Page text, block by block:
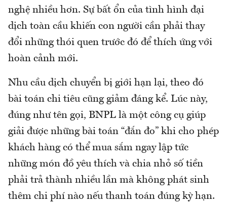
nghệ nhiều hơn. Sự bất ổn của tình hình đại
dịch toàn cầu khiến con người cần phải thay
đổi những thói quen trước đó để thích ứng với
hoàn cảnh mới.
Nhu cầu dịch chuyển bị giới hạn lại, theo đó
bài toán chi tiêu cũng giảm đáng kể. Lúc này,
đúng như tên gọi, BNPL là một công cụ giúp
giải được những bài toán “đắn đo” khi cho phép
khách hàng có thể mua sắm ngay lập tức
những món đồ yêu thích và chia nhỏ số tiền
phải trả thành nhiều lần mà không phát sinh
thêm chi phí nào nếu thanh toán đúng kỳ hạn.